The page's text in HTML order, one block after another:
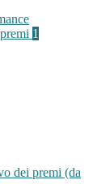
1
dei premi (da